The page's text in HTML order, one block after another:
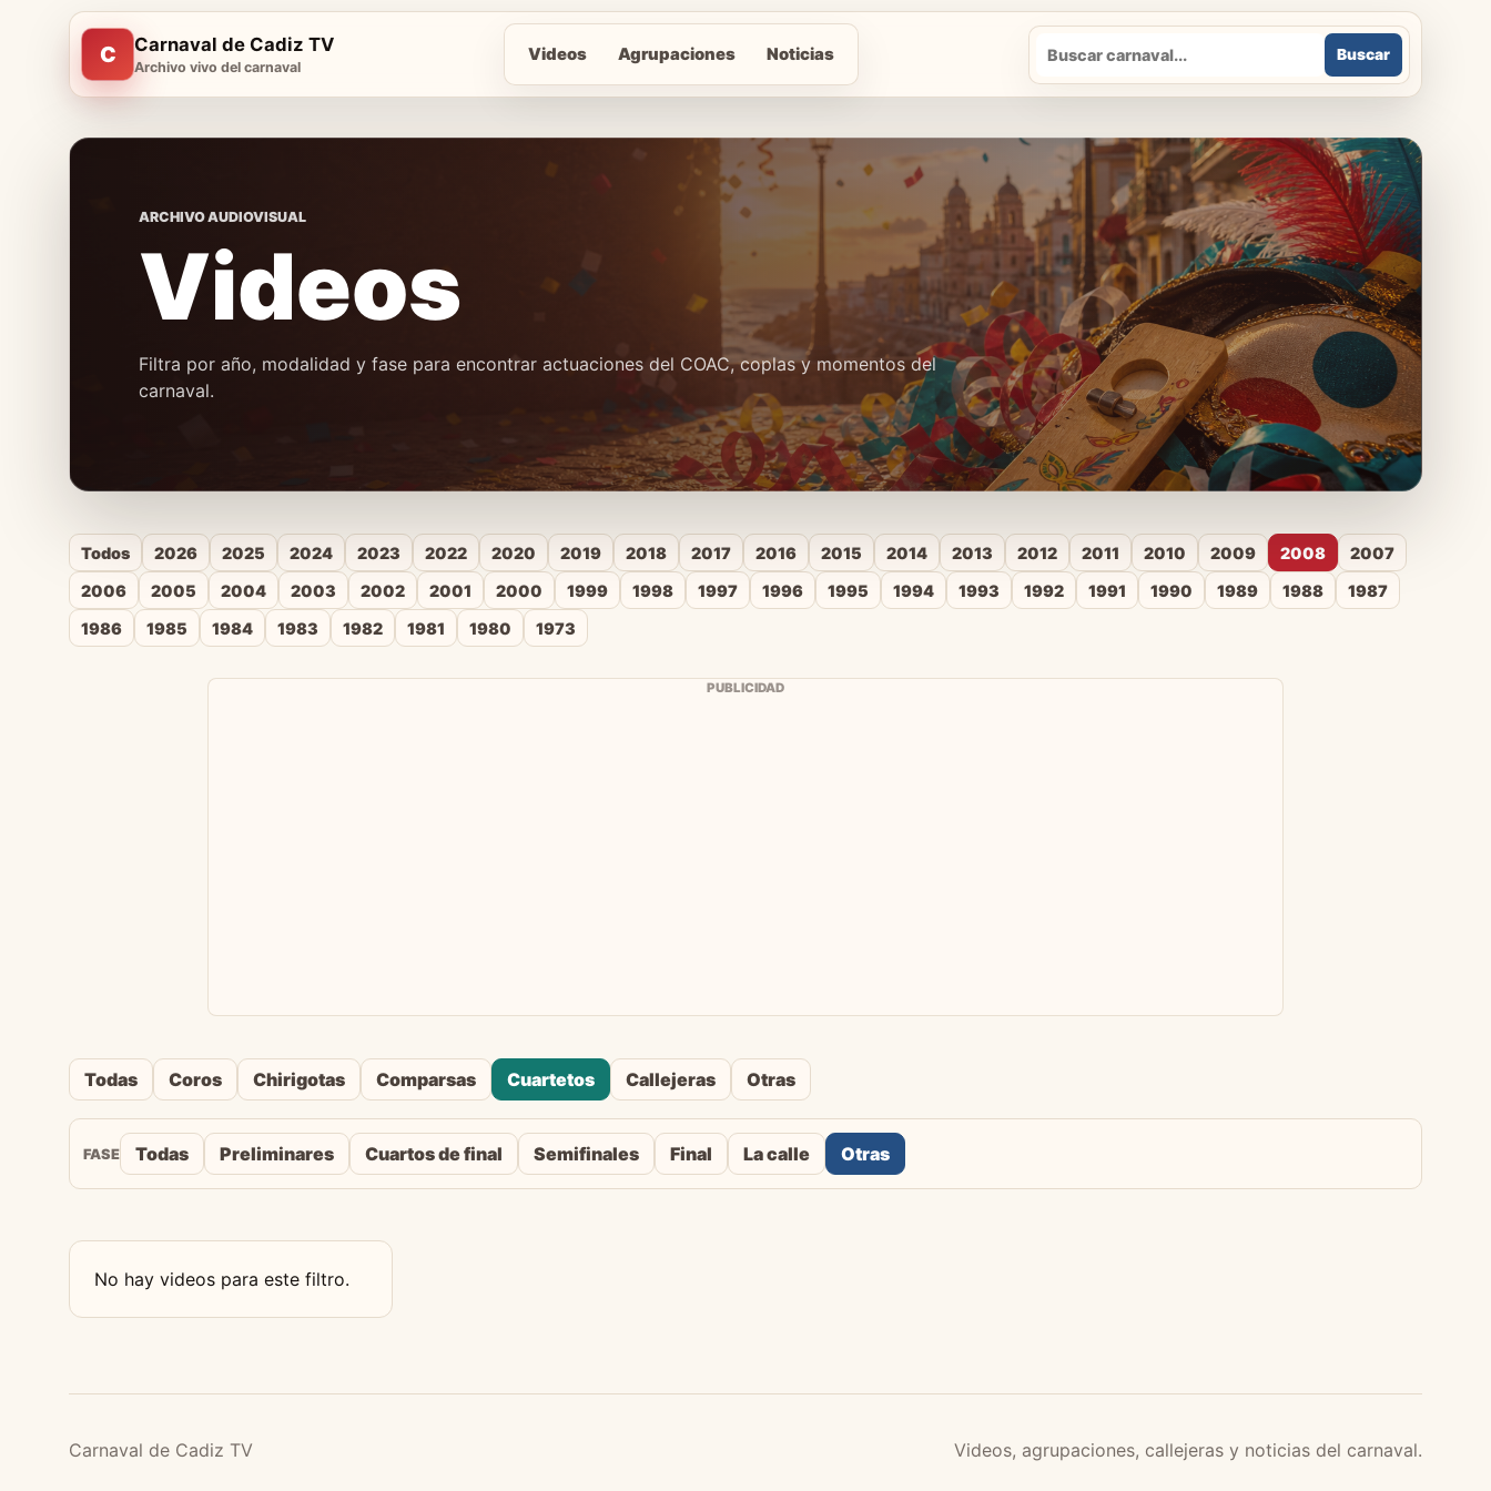
C Carnaval de Cadiz TV
Archivo vivo del carnaval
Videos Agrupaciones Noticias
Buscar
Buscar
ARCHIVO AUDIOVISUAL
Videos
Filtra por año, modalidad y fase para encontrar actuaciones del COAC, coplas y momentos del
carnaval.
Todos 2026 2025 2024 2023 2022 2020 2019 2018 2017 2016 2015 2014 2013 2012 2011 2010 2009 2008
2007
2006
2005 2004 2003 2002 2001 2000 1999 1998 1997 1996 1995 1994 1993 1992 1991 1990 1989 1988
1987
1986
1985 1984 1983 1982 1981 1980 1973
PUBLICIDAD
Todas Coros Chirigotas Comparsas Cuartetos Callejeras Otras
FASE Todas Preliminares Cuartos de final Semifinales Final La calle Otras
No hay videos para este filtro.
Carnaval de Cadiz TV Videos, agrupaciones, callejeras y noticias del carnaval.